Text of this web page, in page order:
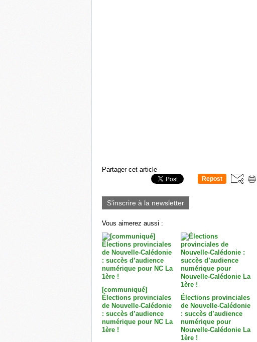
Partager cet article
Repost
S'inscrire à la newsletter
Vous aimerez aussi :
[communiqué]
Élections provinciales
de Nouvelle-Calédonie
: succès d’audience
numérique pour NC La
1ère !
Élections provinciales
de Nouvelle-Calédonie
: succès d’audience
numérique pour
Nouvelle-Calédonie La
1ère !